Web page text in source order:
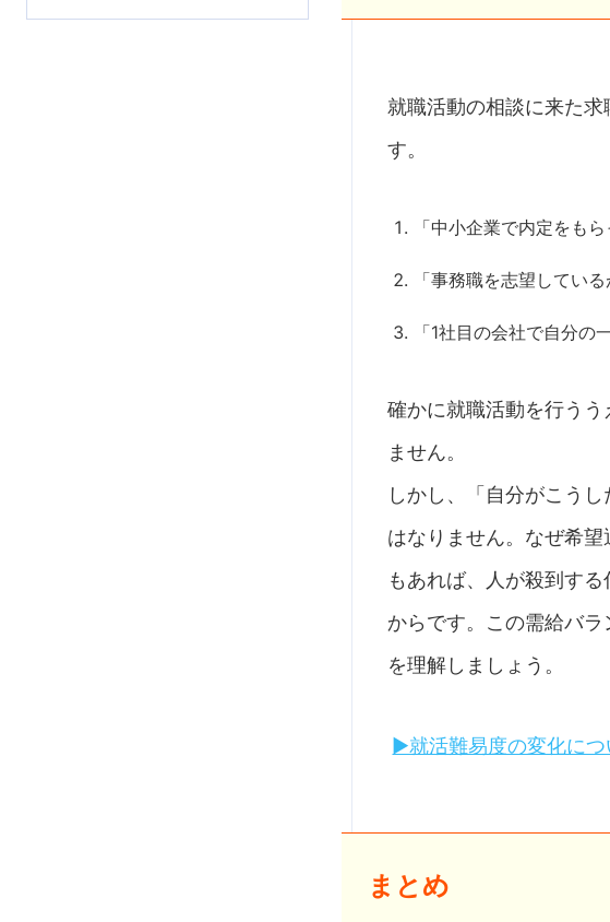
就職活動の相談に来た
す。
「中小企業で内定をも
「事務職を志望してい
「1社目の会社で自分
確かに就職活動を行う
ません。
しかし、「自分がこう
はなりません。なぜ希
もあれば、人が殺到す
からです。この需給バ
を理解しましょう。
▶就活難易度の変化につ
まとめ